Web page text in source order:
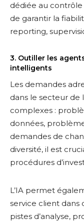
dédiée au contrôle
de garantir la
reporting,
3. Outiller les
intelligents
Les demandes
dans le secteur de
complexes :
données,
demandes de
diversité, il est
procédures
L’IA permet
service client
pistes d’analyse,